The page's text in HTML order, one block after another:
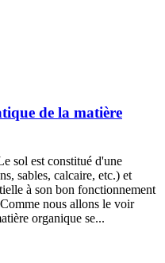
de la matière
sol est constitué d'une
sables, calcaire, etc.) et
à son bon fonctionnement
nous allons le voir
organique se...